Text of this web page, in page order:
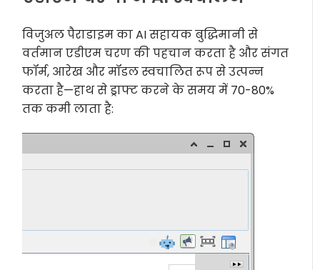
विजुअल पैराडाइम का AI सहायक बुद्धिमानी से
वर्तमान एडीएम चरण की पहचान करता है और संगत
फॉर्म, आरेख और मॉडल स्वचालित रूप से उत्पन्न
करता है—हाथ से ड्राफ्ट करने के समय में 70-80%
तक कमी लाता है: